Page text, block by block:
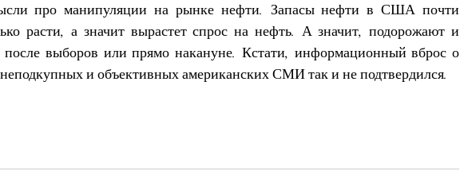
про манипуляции на рынке нефти. Запасы нефти в США почти
расти, а значит вырастет спрос на нефть. А значит, подорожают и
выборов или прямо накануне. Кстати, информационный вброс о
неподкупных и объективных американских СМИ так и не подтвердился.